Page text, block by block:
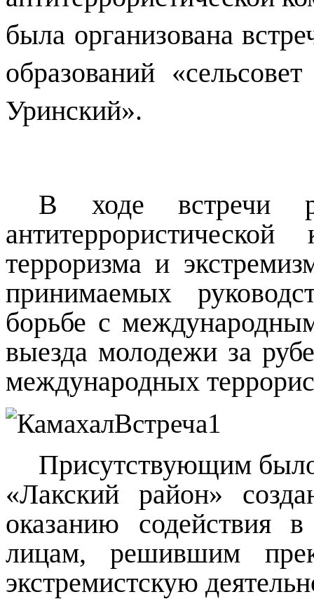
была организована
образований
Уринский».
В ходе встречи
терроризма и
принимаемых
борьбе с
выезда молодежи за
международных
Присутствующим
«Лакский район»
оказанию содействия
лицам, решившим
экстремистскую